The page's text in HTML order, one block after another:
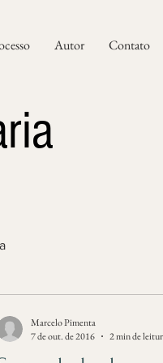
Autor Contato
Marcelo Pimenta
7 de out. de 2016
2 min de